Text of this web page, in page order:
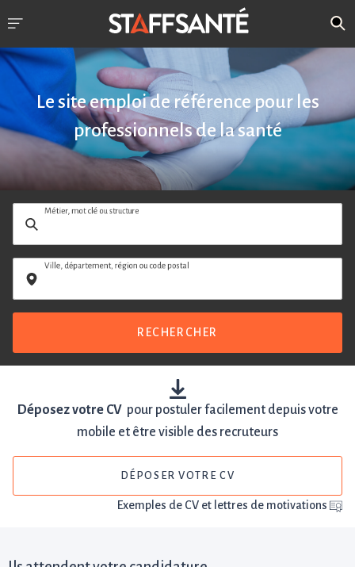
Le site emploi de référence pour les
professionnels de la santé
Métier, mot clé ou structure
Ville, département, région ou code postal
RECHERCHER
Déposez votre CVpour postuler facilement depuis votre
mobile et être visible des recruteurs
DÉPOSER VOTRE CV
Exemples de CV et lettres de motivations